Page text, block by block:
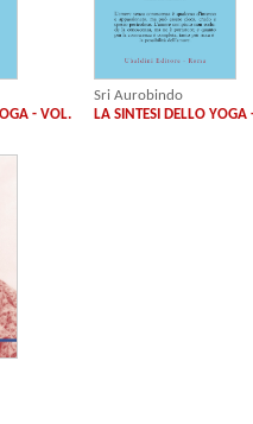
- VOL.
Sri Aurobindo
LA SINTESI DELLO YOGA